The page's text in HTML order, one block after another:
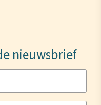
nieuwsbrief